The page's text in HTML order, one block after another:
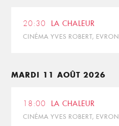
20:30 LA CHALEUR
CINÉMA YVES ROBERT, EVRON
MARDI 11 AOÛT 2026
18:00 LA CHALEUR
CINÉMA YVES ROBERT, EVRON